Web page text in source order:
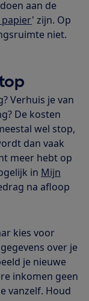
aan de
' zijn. Op
niet.
Verhuis je van
De kosten
wel stop,
dan vaak
meer hebt op
in Mijn
na afloop
kies voor
over je
je nieuwe
inkomen geen
vanzelf. Houd